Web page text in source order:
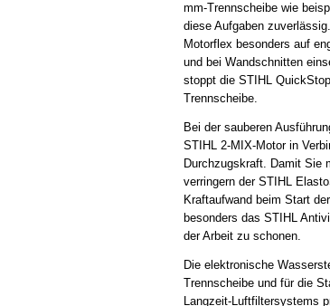
mm-Trennscheibe wie
diese Aufgaben
Motorflex besonders auf
und bei Wandschnitten
stoppt die STIHL
Trennscheibe.
Bei der sauberen
STIHL 2-MIX-Motor in
Durchzugskraft. Damit Sie
verringern der STIHL
Kraftaufwand beim Start
besonders das STIHL
der Arbeit zu schonen.
Die elektronische
Trennscheibe und für die
Langzeit-Luftfiltersystems